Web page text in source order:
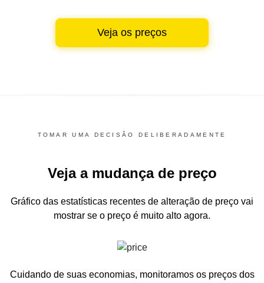
Veja os preços
TOMAR UMA DECISÃO DELIBERADAMENTE
Veja a mudança de preço
Gráfico das estatísticas recentes de alteração de preço vai
mostrar se o preço é muito alto agora.
Cuidando de suas economias, monitoramos os preços dos